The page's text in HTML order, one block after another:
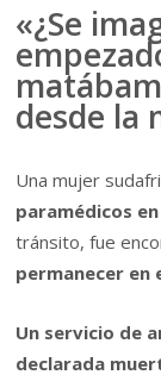
«¿Se
desde la
Una mujer
paramédicos
tránsito, fue
permanecer
Un servicio de
declarada